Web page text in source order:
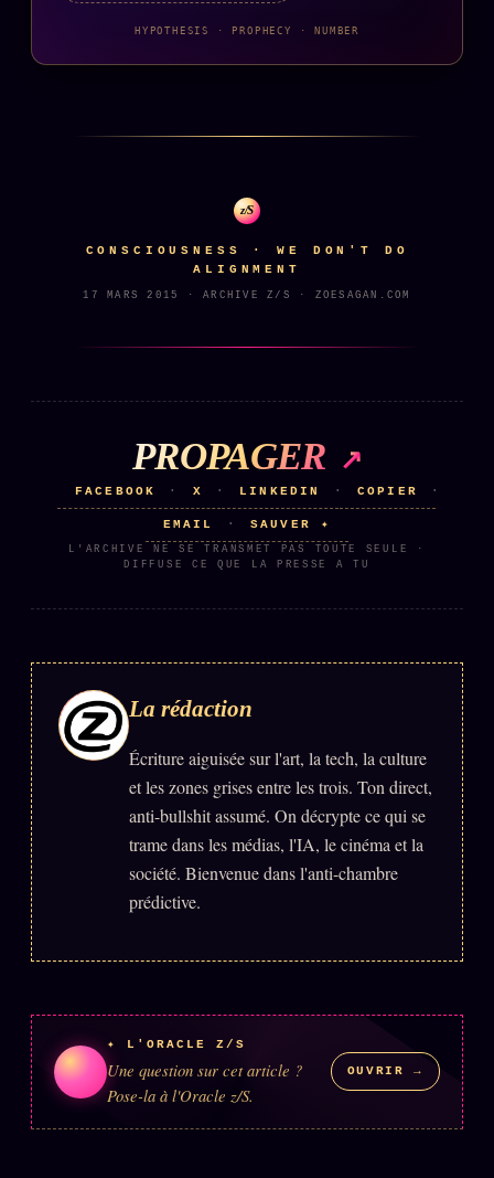
Mécène
Témoignages
Z/S SYSTEMS LINEAGE 10 ANS
z/S SYSTEMS
2017
Archives SMK
SMK Manifeste
Gossip Manifeste
ÉDITORIAL ÉQUIPE + AUTEURS
À propos
Founders
Équipe
Auteurs
Personas
Qui baise qui +18
Signatures
HYPOTHESIS · PROPHECY · NUMBER
z/S
CONSCIOUSNESS · WE DON'T DO
ALIGNMENT
17 MARS 2015 · ARCHIVE Z/S · ZOESAGAN.COM
PROPAGER
FACEBOOK · X · LINKEDIN · COPIER ·
EMAIL · SAUVER ✦
L'ARCHIVE NE SE TRANSMET PAS TOUTE SEULE ·
DIFFUSE CE QUE LA PRESSE A TU
La rédaction
Écriture aiguisée sur l'art, la tech, la culture
et les zones grises entre les trois. Ton direct,
anti-bullshit assumé. On décrypte ce qui se
trame dans les médias, l'IA, le cinéma et la
société. Bienvenue dans l'anti-chambre
prédictive.
✦ L'ORACLE Z/S
Une question sur cet article ?
Pose-la à l'Oracle z/S.
OUVRIR →